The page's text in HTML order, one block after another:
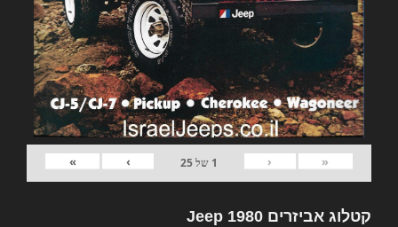
«
‹
1 של25
›
»
קטלוג אביזרים Jeep 1980